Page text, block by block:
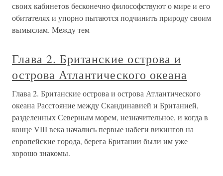
своих кабинетов бесконечно философствуют о мире и его
обитателях и упорно пытаются подчинить природу своим
вымыслам. Между тем
Глава 2. Британские острова и
острова Атлантического океана
Глава 2. Британские острова и острова Атлантического
океана Расстояние между Скандинавией и Британией,
разделенных Северным морем, незначительное, и когда в
конце VIII века начались первые набеги викингов на
европейские города, берега Британии были им уже
хорошо знакомы.